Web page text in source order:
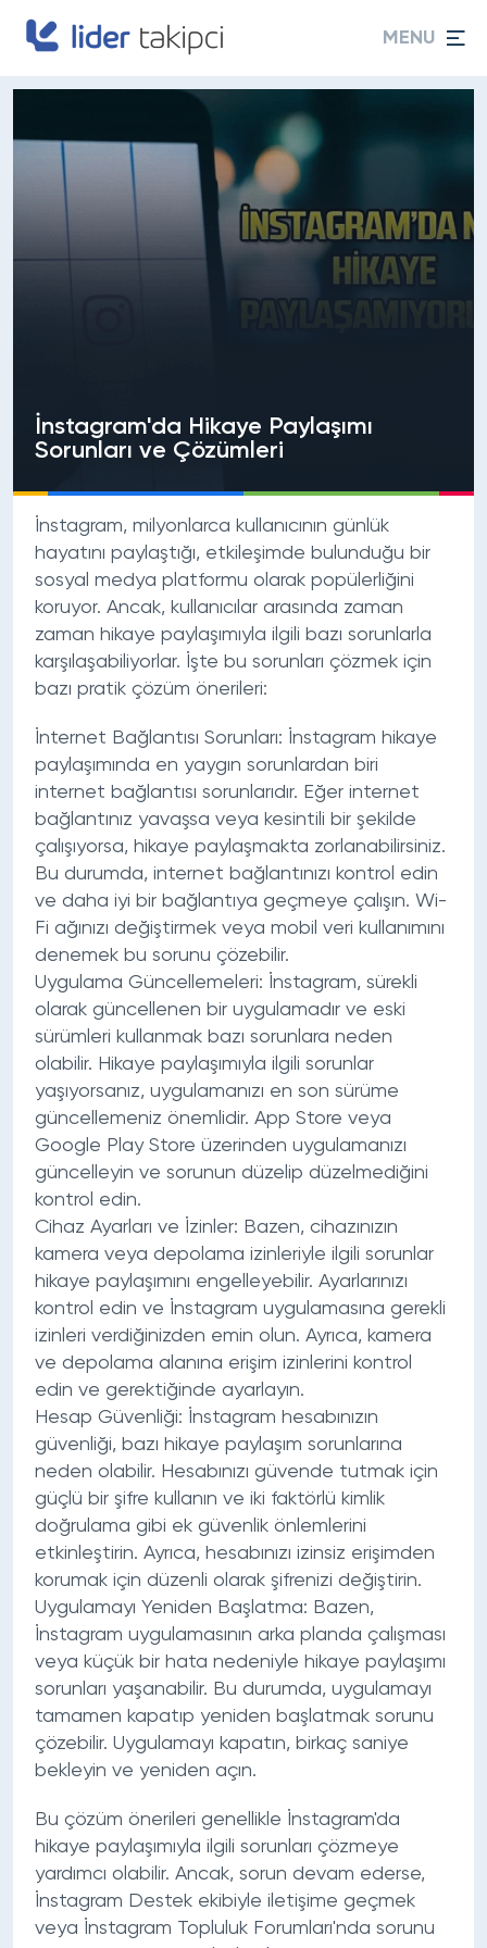
MENU
İnstagram'da Hikaye Paylaşımı
Sorunları ve Çözümleri
İnstagram, milyonlarca kullanıcının günlük
hayatını paylaştığı, etkileşimde bulunduğu bir
sosyal medya platformu olarak popülerliğini
koruyor. Ancak, kullanıcılar arasında zaman
zaman hikaye paylaşımıyla ilgili bazı sorunlarla
karşılaşabiliyorlar. İşte bu sorunları çözmek için
bazı pratik çözüm önerileri:
İnternet Bağlantısı Sorunları: İnstagram hikaye
paylaşımında en yaygın sorunlardan biri
internet bağlantısı sorunlarıdır. Eğer internet
bağlantınız yavaşsa veya kesintili bir şekilde
çalışıyorsa, hikaye paylaşmakta zorlanabilirsiniz.
Bu durumda, internet bağlantınızı kontrol edin
ve daha iyi bir bağlantıya geçmeye çalışın. Wi-
Fi ağınızı değiştirmek veya mobil veri kullanımını
denemek bu sorunu çözebilir.
Uygulama Güncellemeleri: İnstagram, sürekli
olarak güncellenen bir uygulamadır ve eski
sürümleri kullanmak bazı sorunlara neden
olabilir. Hikaye paylaşımıyla ilgili sorunlar
yaşıyorsanız, uygulamanızı en son sürüme
güncellemeniz önemlidir. App Store veya
Google Play Store üzerinden uygulamanızı
güncelleyin ve sorunun düzelip düzelmediğini
kontrol edin.
Cihaz Ayarları ve İzinler: Bazen, cihazınızın
kamera veya depolama izinleriyle ilgili sorunlar
hikaye paylaşımını engelleyebilir. Ayarlarınızı
kontrol edin ve İnstagram uygulamasına gerekli
izinleri verdiğinizden emin olun. Ayrıca, kamera
ve depolama alanına erişim izinlerini kontrol
edin ve gerektiğinde ayarlayın.
Hesap Güvenliği: İnstagram hesabınızın
güvenliği, bazı hikaye paylaşım sorunlarına
neden olabilir. Hesabınızı güvende tutmak için
güçlü bir şifre kullanın ve iki faktörlü kimlik
doğrulama gibi ek güvenlik önlemlerini
etkinleştirin. Ayrıca, hesabınızı izinsiz erişimden
korumak için düzenli olarak şifrenizi değiştirin.
Uygulamayı Yeniden Başlatma: Bazen,
İnstagram uygulamasının arka planda çalışması
veya küçük bir hata nedeniyle hikaye paylaşımı
sorunları yaşanabilir. Bu durumda, uygulamayı
tamamen kapatıp yeniden başlatmak sorunu
çözebilir. Uygulamayı kapatın, birkaç saniye
bekleyin ve yeniden açın.
Bu çözüm önerileri genellikle İnstagram'da
hikaye paylaşımıyla ilgili sorunları çözmeye
yardımcı olabilir. Ancak, sorun devam ederse,
İnstagram Destek ekibiyle iletişime geçmek
veya İnstagram Topluluk Forumları'nda sorunu